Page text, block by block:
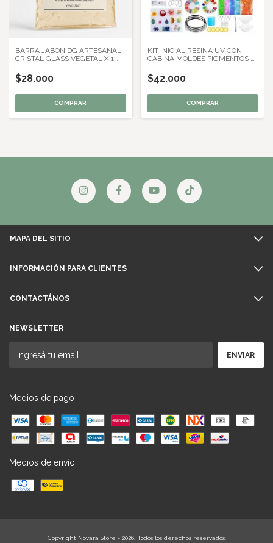
BARRA JABON DG ARTESANAL
CRISTAL GLASS VEGETAL X 1
$28.000
KIT INICIAL RESINA UV CON
CABINA MOLDES PIGMENTOS Y
$42.000
MAPA DEL SITIO
INFORMACIÓN PARA CLIENTES
CONTACTÁNOS
NEWSLETTER
Medios de pago
Medios de envío
Copyright Novara Store - 2026. Todos los derechos reservados.